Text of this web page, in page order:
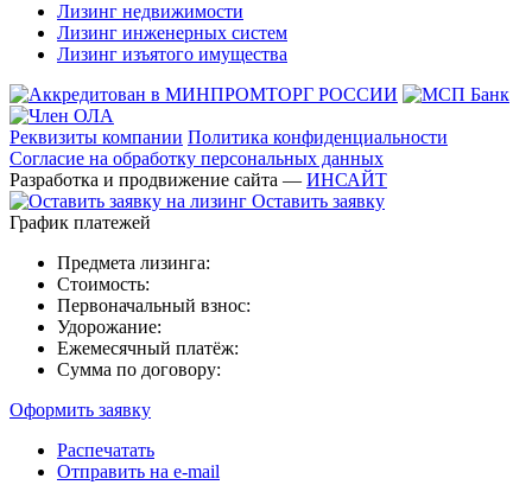
Лизинг недвижимости
Лизинг инженерных систем
Лизинг изъятого имущества
Реквизиты компании Политика конфиденциальности
Согласие на обработку персональных данных
Разработка и продвижение сайта — ИНСАЙТ
Оставить заявку
График платежей
Предмета лизинга:
Стоимость:
Первоначальный взнос:
Удорожание:
Ежемесячный платёж:
Сумма по договору:
Оформить заявку
Распечатать
Отправить на e-mail